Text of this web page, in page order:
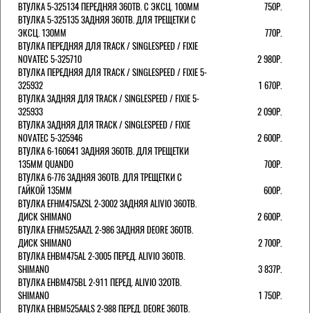
ВТУЛКА 5-325134 ПЕРЕДНЯЯ 36ОТВ. С ЭКСЦ. 100ММ
750Р.
ВТУЛКА 5-325135 ЗАДНЯЯ 36ОТВ. ДЛЯ ТРЕЩЕТКИ С
ЭКСЦ. 130ММ
770Р.
ВТУЛКА ПЕРЕДНЯЯ ДЛЯ TRACK / SINGLESPEED / FIXIE
NOVATEC 5-325710
2 980Р.
ВТУЛКА ПЕРЕДНЯЯ ДЛЯ TRACK / SINGLESPEED / FIXIE 5-
325932
1 670Р.
ВТУЛКА ЗАДНЯЯ ДЛЯ TRACK / SINGLESPEED / FIXIE 5-
325933
2 090Р.
ВТУЛКА ЗАДНЯЯ ДЛЯ TRACK / SINGLESPEED / FIXIE
NOVATEC 5-325946
2 600Р.
ВТУЛКА 6-160641 ЗАДНЯЯ 36ОТВ. ДЛЯ ТРЕЩЕТКИ
135ММ QUANDO
700Р.
ВТУЛКА 6-776 ЗАДНЯЯ 36ОТВ. ДЛЯ ТРЕЩЕТКИ С
ГАЙКОЙ 135ММ
600Р.
ВТУЛКА EFHM475AZSL 2-3002 ЗАДНЯЯ ALIVIO 36ОТВ.
ДИСК SHIMANO
2 600Р.
ВТУЛКА EFHM525AAZL 2-986 ЗАДНЯЯ DEORE 36ОТВ.
ДИСК SHIMANO
2 700Р.
ВТУЛКА EHBM475AL 2-3005 ПЕРЕД. ALIVIO 36ОТВ.
SHIMANO
3 837Р.
ВТУЛКА EHBM475BL 2-911 ПЕРЕД. ALIVIO 32ОТВ.
SHIMANO
1 750Р.
ВТУЛКА EHBM525AALS 2-988 ПЕРЕД. DEORE 36ОТВ.